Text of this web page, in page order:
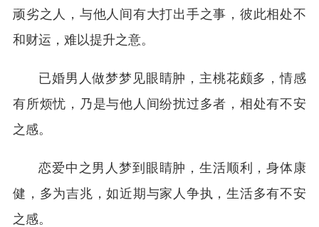
顽劣之人，与他人间有大打出手之事，彼此相处不
和财运，难以提升之意。
已婚男人做梦梦见眼睛肿，主桃花颇多，情感
有所烦忧，乃是与他人间纷扰过多者，相处有不安
之感。
恋爱中之男人梦到眼睛肿，生活顺利，身体康
健，多为吉兆，如近期与家人争执，生活多有不安
之感。